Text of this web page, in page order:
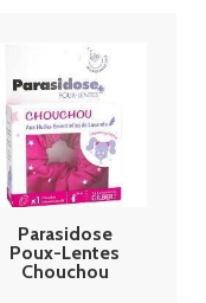
Parasidose
Poux-Lentes
Chouchou